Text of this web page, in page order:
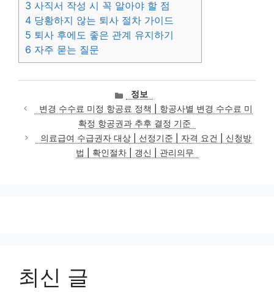
3 사직서 작성 시 꼭 알아야 할 점
4 당황하지 않는 퇴사 절차 가이드
5 퇴사 후에도 좋은 관계 유지하기
6 자주 묻는 질문
카
테
고
리
정보
변경 수수료 미정 항공료 정책 | 항공사별 변경 수수료 미
확정 항공권과 추후 결정 기준
의료급여 수급권자 대상 | 선정기준 | 자격 요건 | 신청방
법 | 확인절차 | 갱신 | 관리의무
최신 글